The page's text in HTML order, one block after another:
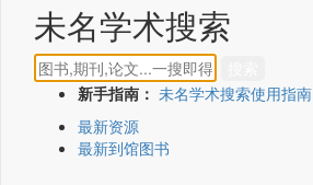
未名学术搜索
新手指南： 未名学术搜索使用指南
最新资源
最新到馆图书